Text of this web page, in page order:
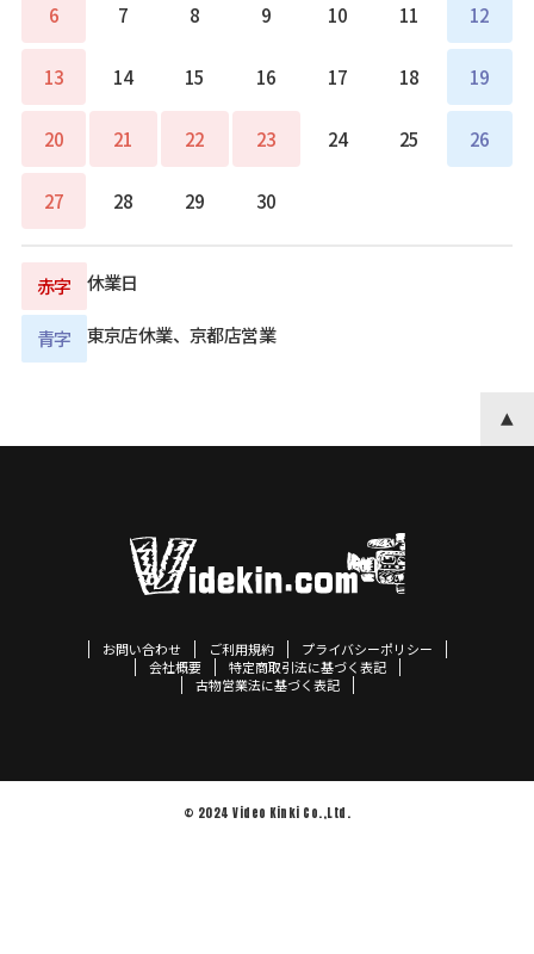
6 7 8 9 10 11 12
13 14 15 16 17 18 19
20 21 22 23 24 25 26
27 28 29 30
赤字 休業日
青字 東京店休業、京都店営業
お問い合わせ ご利用規約
プライバシーポリシー
会社概要
特定商取引法に基づく表記
古物営業法に基づく表記
© 2024 Video Kinki Co.,Ltd.